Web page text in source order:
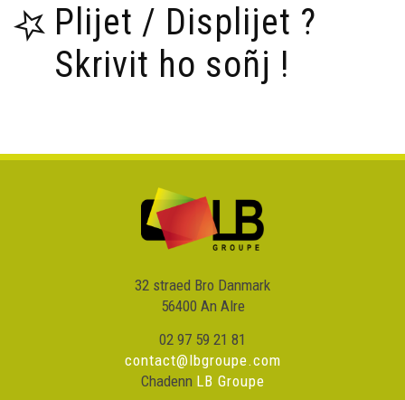
Tañva Anv ar Rozenn - stumm 9:16 - VBSTF
Tañva Anv ar Rozenn - stumm 9:16 - VBSTB
Plijet / Displijet ?
Skrivit ho soñj !
32 straed Bro Danmark
56400 An Alre
02 97 59 21 81
contact@lbgroupe.com
Chadenn LB Groupe